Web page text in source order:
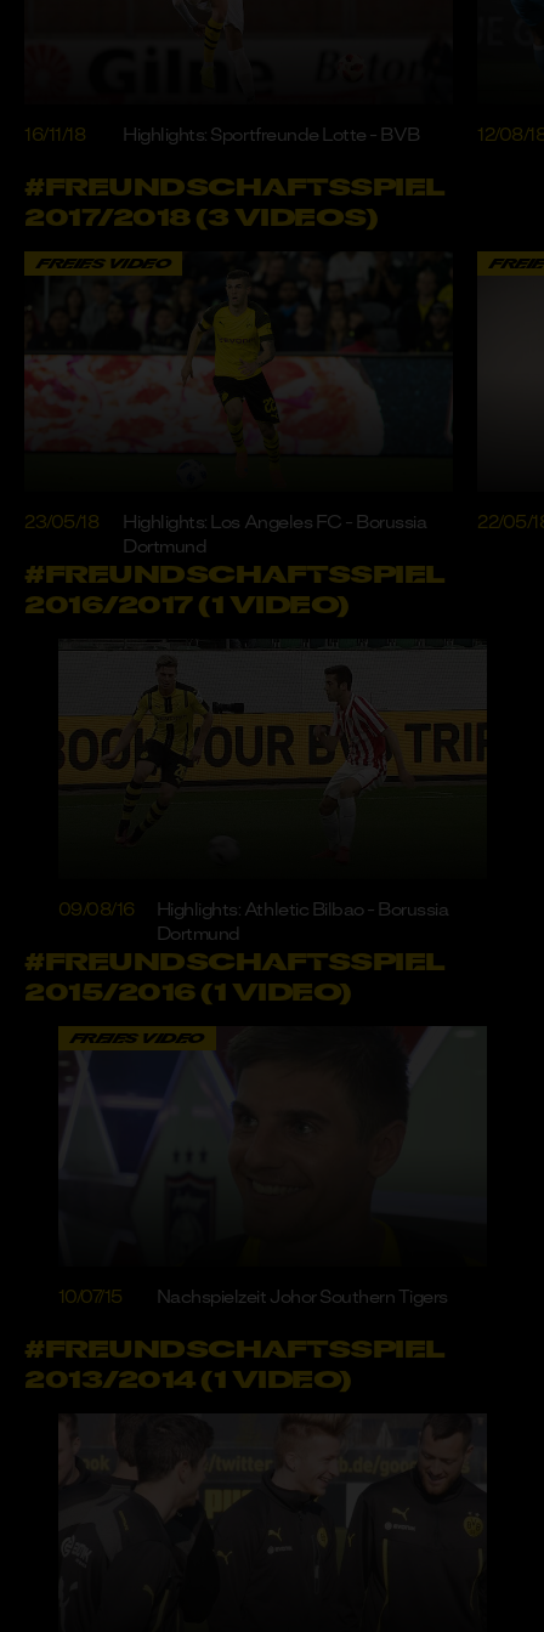
16/11/18 Highlights: Sportfreunde Lotte - BVB 12/08/
#FREUNDSCHAFTSSPIEL
2017/2018 (3 VIDEOS)
FREIES VIDEO
23/05/18
Highlights: Los Angeles FC - Borussia
Dortmund
22/05/
#FREUNDSCHAFTSSPIEL
2016/2017 (1 VIDEO)
09/08/16
Highlights: Athletic Bilbao - Borussia
Dortmund
#FREUNDSCHAFTSSPIEL
2015/2016 (1 VIDEO)
FREIES VIDEO
10/07/15 Nachspielzeit Johor Southern Tigers
#FREUNDSCHAFTSSPIEL
2013/2014 (1 VIDEO)